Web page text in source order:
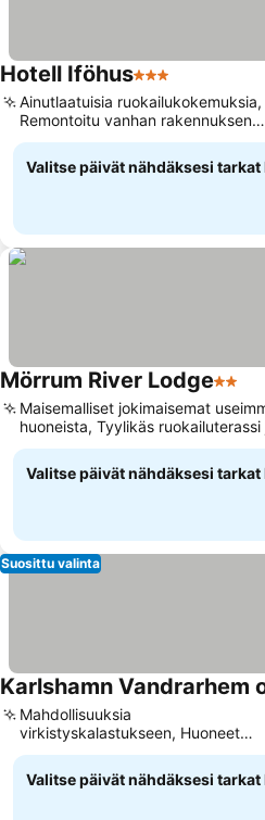
Hotell Iföhus3 Tähtiluokitus
Ainutlaatuisia ruokailukokemuksia,
Remontoitu vanhan rakennuksen
viehätys
Valitse päivät nähdäksesi
Mörrum River Lodge2
Maisemalliset jokimaisemat
huoneista, Tyylikäs ruokailuterassi
rannalla
Valitse päivät nähdäksesi
Suosittu valinta
Karlshamn Vandrarhem
Mahdollisuuksia
virkistyskalastukseen, Huoneet
omalla suihkulla ja wc:llä
Valitse päivät nähdäksesi